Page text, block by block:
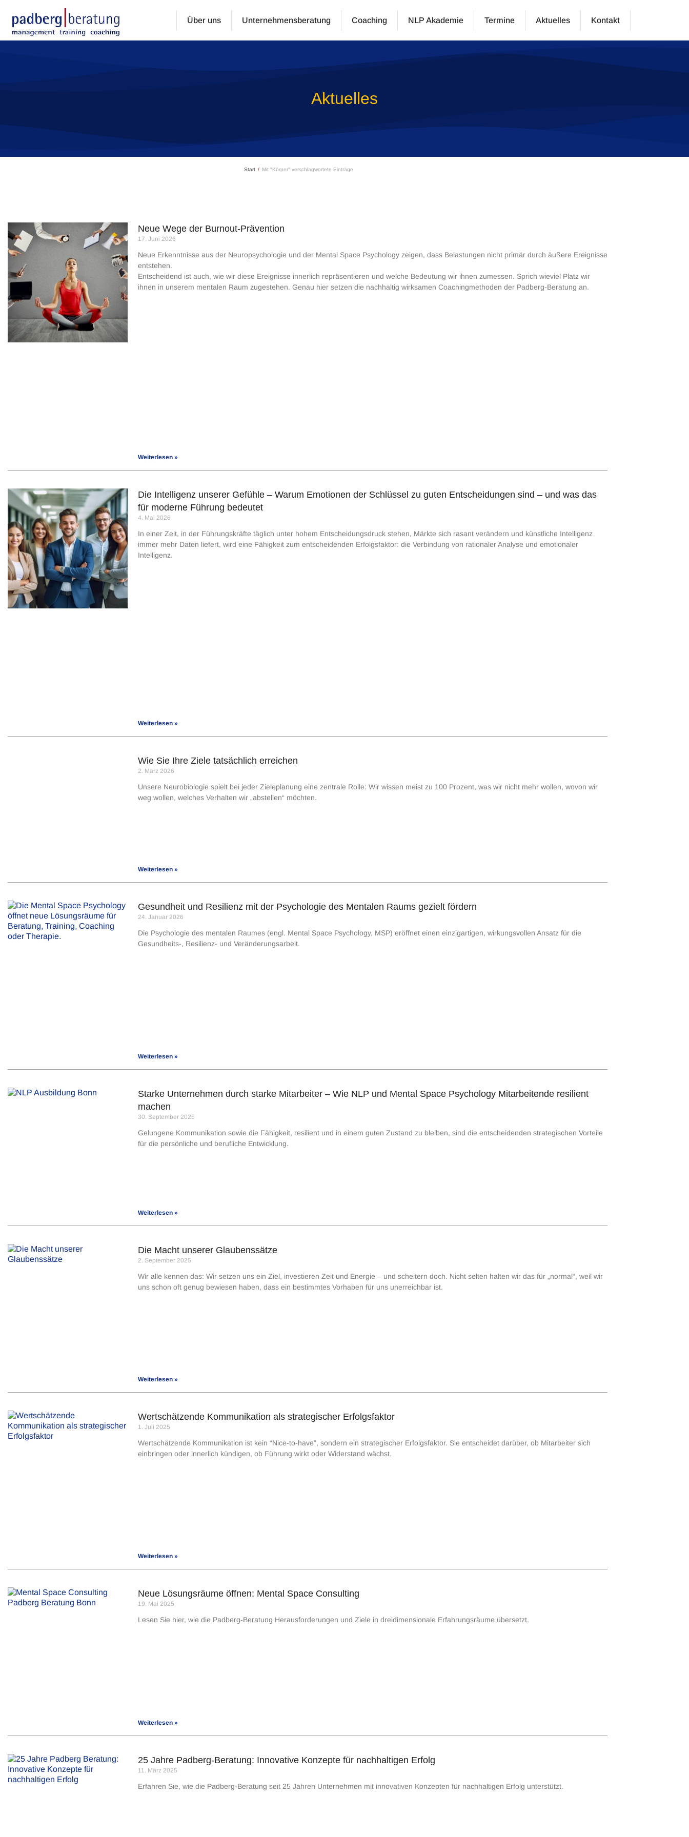
Über uns Unternehmensberatung Coaching NLP Akademie Termine Aktuelles Kontakt
Aktuelles
Start Mit "Körper" verschlagwortete Einträge
Neue Wege der Burnout-Prävention
17. Juni 2026
Neue Erkenntnisse aus der Neuropsychologie und der Mental Space Psychology zeigen, dass Belastungen nicht primär durch äußere Ereignisse
entstehen.
Entscheidend ist auch, wie wir diese Ereignisse innerlich repräsentieren und welche Bedeutung wir ihnen zumessen. Sprich wieviel Platz wir
ihnen in unserem mentalen Raum zugestehen. Genau hier setzen die nachhaltig wirksamen Coachingmethoden der Padberg-Beratung an.
Weiterlesen »
Die Intelligenz unserer Gefühle – Warum Emotionen der Schlüssel zu guten Entscheidungen sind – und was das
für moderne Führung bedeutet
4. Mai 2026
In einer Zeit, in der Führungskräfte täglich unter hohem Entscheidungsdruck stehen, Märkte sich rasant verändern und künstliche Intelligenz
immer mehr Daten liefert, wird eine Fähigkeit zum entscheidenden Erfolgsfaktor: die Verbindung von rationaler Analyse und emotionaler
Intelligenz.
Weiterlesen »
Wie Sie Ihre Ziele tatsächlich erreichen
2. März 2026
Unsere Neurobiologie spielt bei jeder Zieleplanung eine zentrale Rolle: Wir wissen meist zu 100 Prozent, was wir nicht mehr wollen, wovon wir
weg wollen, welches Verhalten wir „abstellen“ möchten.
Weiterlesen »
Gesundheit und Resilienz mit der Psychologie des Mentalen Raums gezielt fördern
24. Januar 2026
Die Psychologie des mentalen Raumes (engl. Mental Space Psychology, MSP) eröffnet einen einzigartigen, wirkungsvollen Ansatz für die
Gesundheits-, Resilienz- und Veränderungsarbeit.
Weiterlesen »
Starke Unternehmen durch starke Mitarbeiter – Wie NLP und Mental Space Psychology Mitarbeitende resilient
machen
30. September 2025
Gelungene Kommunikation sowie die Fähigkeit, resilient und in einem guten Zustand zu bleiben, sind die entscheidenden strategischen Vorteile
für die persönliche und berufliche Entwicklung.
Weiterlesen »
Die Macht unserer Glaubenssätze
2. September 2025
Wir alle kennen das: Wir setzen uns ein Ziel, investieren Zeit und Energie – und scheitern doch. Nicht selten halten wir das für „normal“, weil wir
uns schon oft genug bewiesen haben, dass ein bestimmtes Vorhaben für uns unerreichbar ist.
Weiterlesen »
Wertschätzende Kommunikation als strategischer Erfolgsfaktor
1. Juli 2025
Wertschätzende Kommunikation ist kein “Nice-to-have”, sondern ein strategischer Erfolgsfaktor. Sie entscheidet darüber, ob Mitarbeiter sich
einbringen oder innerlich kündigen, ob Führung wirkt oder Widerstand wächst.
Weiterlesen »
Neue Lösungsräume öffnen: Mental Space Consulting
19. Mai 2025
Lesen Sie hier, wie die Padberg-Beratung Herausforderungen und Ziele in dreidimensionale Erfahrungsräume übersetzt.
Weiterlesen »
25 Jahre Padberg-Beratung: Innovative Konzepte für nachhaltigen Erfolg
11. März 2025
Erfahren Sie, wie die Padberg-Beratung seit 25 Jahren Unternehmen mit innovativen Konzepten für nachhaltigen Erfolg unterstützt.